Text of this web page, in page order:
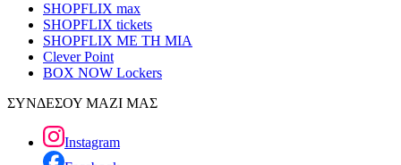
SHOPFLIX max
SHOPFLIX tickets
SHOPFLIX ΜΕ ΤΗ ΜΙΑ
Clever Point
BOX NOW Lockers
ΣΥΝΔΕΣΟΥ ΜΑΖΙ ΜΑΣ
Instagram